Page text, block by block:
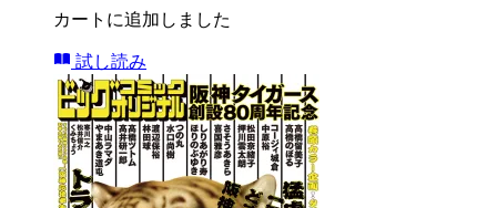
カートに追加しました
試し読み